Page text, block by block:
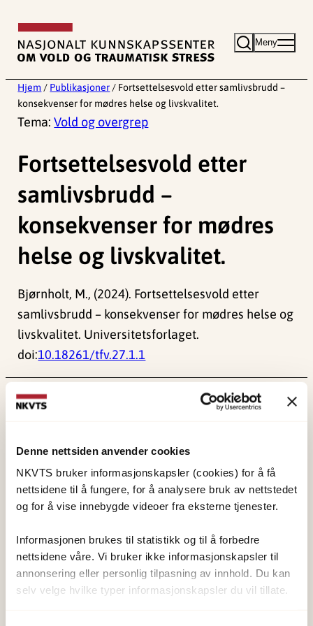
Denne nettsiden anvender cookies
NKVTS bruker informasjonskapsler (cookies) for å få
nettsidene til å fungere, for å analysere bruk av nettstedet
og for å vise innebygde videoer fra eksterne tjenester.
Informasjonen brukes til statistikk og til å forbedre
nettsidene våre. Vi bruker ikke informasjonskapsler til
annonsering eller personlig tilpasning av innhold. Du kan
selv velge hvilke typer informasjonskapsler du vil tillate.
innhold
Meny
Hjem / Publikasjoner / Fortsettelsesvold etter samlivsbrudd –
konsekvenser for mødres helse og livskvalitet.
Tema:Vold og overgrep
Fortsettelsesvold etter
samlivsbrudd –
konsekvenser for mødres
helse og livskvalitet.
Bjørnholt, M., (2024). Fortsettelsesvold etter
samlivsbrudd – konsekvenser for mødres helse og
livskvalitet. Universitetsforlaget.
doi:10.18261/tfv.27.1.1
Publisert:
om vold og traumatisk stress. Formålet er å bidra
til å forebygge og redusere de helsemessige og
sosiale konsekvensene som vold og traumatisk